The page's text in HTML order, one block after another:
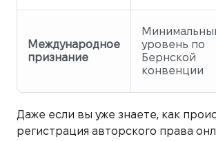
Международное
признание
уровень по
Бернской
конвенции
Даже если вы уже знаете, как
регистрация авторского права